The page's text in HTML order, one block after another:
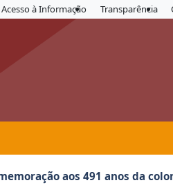
Acesso à Informação Transparência
aos 491 anos da